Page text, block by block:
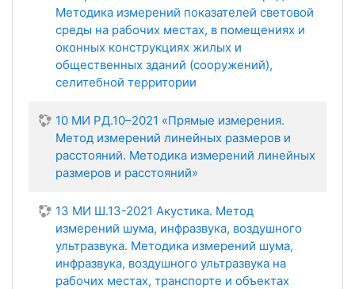
Методика измерений показателей световой
среды на рабочих местах, в помещениях и
оконных конструкциях жилых и
общественных зданий (сооружений),
селитебной территории
10 МИ РД.10–2021 «Прямые измерения.
Метод измерений линейных размеров и
расстояний. Методика измерений линейных
размеров и расстояний»
13 МИ Ш.13-2021 Акустика. Метод
измерений шума, инфразвука, воздушного
ультразвука. Методика измерений шума,
инфразвука, воздушного ультразвука на
рабочих местах, транспорте и объектах